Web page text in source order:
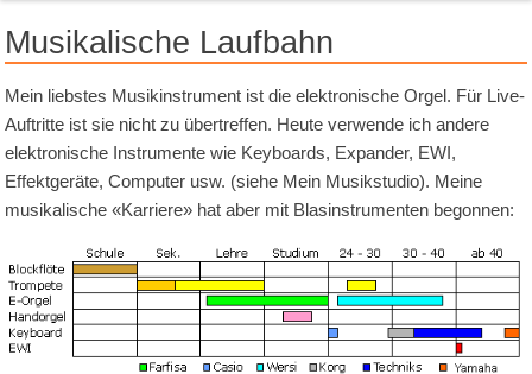
Musikalische Laufbahn
Mein liebstes Musikinstrument ist die elektronische Orgel. Für Live-
Auftritte ist sie nicht zu übertreffen. Heute verwende ich andere
elektronische Instrumente wie Keyboards, Expander, EWI,
Effektgeräte, Computer usw. (siehe Mein Musikstudio). Meine
musikalische «Karriere» hat aber mit Blasinstrumenten begonnen: